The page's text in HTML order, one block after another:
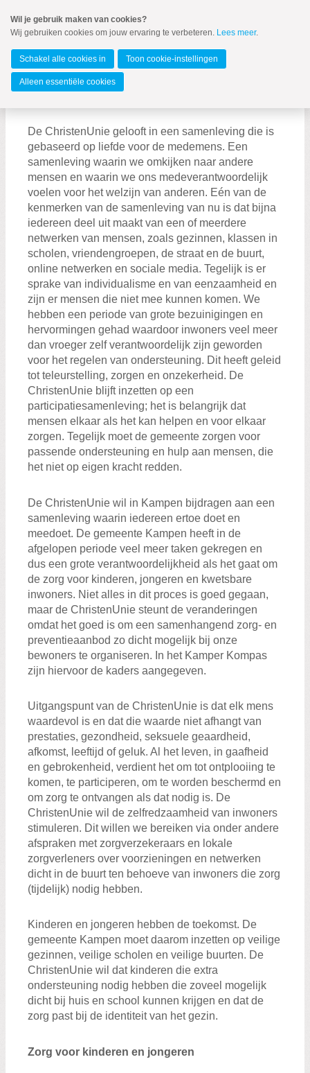
naar
Spring
de
inhoud
Spring
naar
Kampen
MENU
Zoeken:
Zoeken
Waar kiest de ChristenUnie voor?
De ChristenUnie gelooft in een samenleving die is
gebaseerd op liefde voor de medemens. Een
samenleving waarin we omkijken naar andere
mensen en waarin we ons medeverantwoordelijk
voelen voor het welzijn van anderen. Eén van de
kenmerken van de samenleving van nu is dat bijna
iedereen deel uit maakt van een of meerdere
netwerken van mensen, zoals gezinnen, klassen in
scholen, vriendengroepen, de straat en de buurt,
online netwerken en sociale media. Tegelijk is er
sprake van individualisme en van eenzaamheid en
zijn er mensen die niet mee kunnen komen. We
hebben een periode van grote bezuinigingen en
hervormingen gehad waardoor inwoners veel meer
dan vroeger zelf verantwoordelijk zijn geworden
voor het regelen van ondersteuning. Dit heeft geleid
tot teleurstelling, zorgen en onzekerheid. De
ChristenUnie blijft inzetten op een
participatiesamenleving; het is belangrijk dat
mensen elkaar als het kan helpen en voor elkaar
zorgen. Tegelijk moet de gemeente zorgen voor
passende ondersteuning en hulp aan mensen, die
het niet op eigen kracht redden.
De ChristenUnie wil in Kampen bijdragen aan een
samenleving waarin iedereen ertoe doet en
meedoet. De gemeente Kampen heeft in de
afgelopen periode veel meer taken gekregen en
dus een grote verantwoordelijkheid als het gaat om
de zorg voor kinderen, jongeren en kwetsbare
inwoners. Niet alles in dit proces is goed gegaan,
maar de ChristenUnie steunt de veranderingen
omdat het goed is om een samenhangend zorg- en
preventieaanbod zo dicht mogelijk bij onze
bewoners te organiseren. In het Kamper Kompas
zijn hiervoor de kaders aangegeven.
Uitgangspunt van de ChristenUnie is dat elk mens
waardevol is en dat die waarde niet afhangt van
prestaties, gezondheid, seksuele geaardheid,
afkomst, leeftijd of geluk. Al het leven, in gaafheid
en gebrokenheid, verdient het om tot ontplooiing te
komen, te participeren, om te worden beschermd en
om zorg te ontvangen als dat nodig is. De
ChristenUnie wil de zelfredzaamheid van inwoners
stimuleren. Dit willen we bereiken via onder andere
afspraken met zorgverzekeraars en lokale
zorgverleners over voorzieningen en netwerken
dicht in de buurt ten behoeve van inwoners die zorg
(tijdelijk) nodig hebben.
Kinderen en jongeren hebben de toekomst. De
gemeente Kampen moet daarom inzetten op veilige
gezinnen, veilige scholen en veilige buurten. De
ChristenUnie wil dat kinderen die extra
ondersteuning nodig hebben die zoveel mogelijk
dicht bij huis en school kunnen krijgen en dat de
zorg past bij de identiteit van het gezin.
Zorg voor kinderen en jongeren
Wil je gebruik maken van cookies?
Wij gebruiken cookies om jouw ervaring te verbeteren. Lees meer.
Schakel alle cookies in Toon cookie-instellingen
Alleen essentiële cookies